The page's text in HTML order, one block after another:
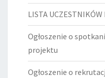
LISTA
Ogłoszenie o
projektu
Ogłoszenie o